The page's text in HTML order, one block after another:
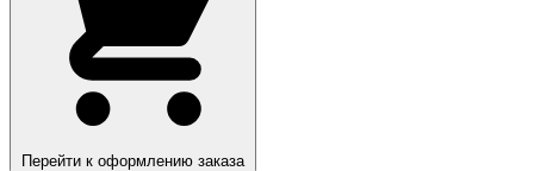
Перейти к оформлению заказа